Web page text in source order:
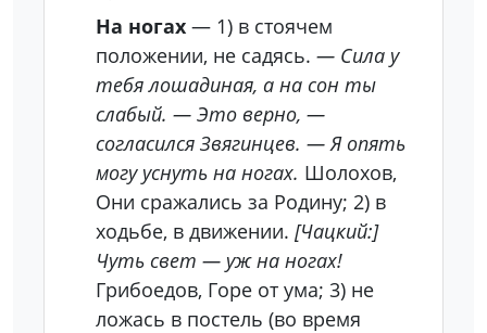
На ногах — 1) в стоячем
положении, не садясь. — Сила у
тебя лошадиная, а на сон ты
слабый. — Это верно, —
согласился Звягинцев. — Я опять
могу уснуть на ногах. Шолохов,
Они сражались за Родину; 2) в
ходьбе, в движении. [Чацкий:]
Чуть свет — уж на ногах!
Грибоедов, Горе от ума; 3) не
ложась в постель (во время